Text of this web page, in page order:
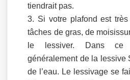
tiendrait pas.
Si votre plafond est
tâches de gras, de
le lessiver. Dans
généralement de la lessive
de l’eau. Le lessivage se